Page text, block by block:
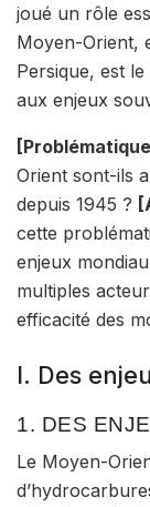
joué un rôle
Moyen-Orient,
Persique, est
aux enjeux
Orient sont-ils
depuis 1945 ?
cette
enjeux
multiples
efficacité des
I. Des
1. DES
Le Moyen-